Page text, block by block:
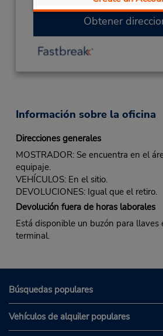
Obtener
Información sobre la oficina
Direcciones generales
MOSTRADOR: Se encuentra en el
equipaje.
VEHÍCULOS: En el sitio.
DEVOLUCIONES: Igual que el retiro.
Devolución fuera de horas laborales
Está disponible un buzón para llaves
terminal.
Búsquedas populares
Vehículos de alquiler populares